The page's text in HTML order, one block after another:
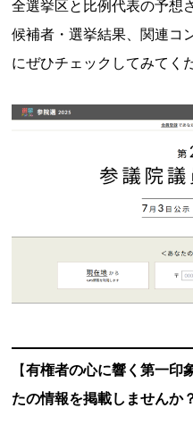
全選挙区と比例代表の予想
候補者・選挙結果、関連コ
にぜひチェックしてみてく
【有権者の心に響く第一印
たの情報を掲載しませんか